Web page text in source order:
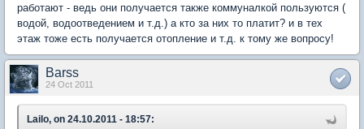
работают - ведь они получается также коммуналкой пользуются (
водой, водоотведением и т.д.) а кто за них то платит? и в тех
этаж тоже есть получается отопление и т.д. к тому же вопросу!
Barss
24 Oct 2011
Lailo, on 24.10.2011 - 18:57: